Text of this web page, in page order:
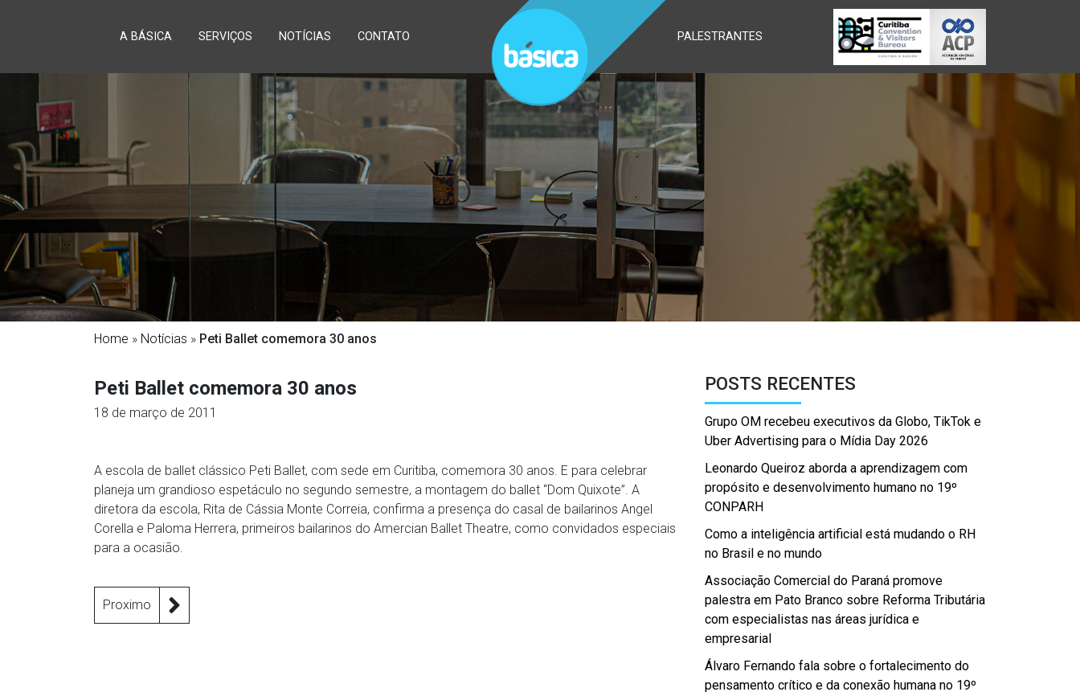
A BÁSICA SERVIÇOS NOTÍCIAS CONTATO PALESTRANTES
Home » Notícias » Peti Ballet comemora 30 anos
Peti Ballet comemora 30 anos
18 de março de 2011
A escola de ballet clássico Peti Ballet, com sede em Curitiba, comemora 30 anos. E para celebrar
planeja um grandioso espetáculo no segundo semestre, a montagem do ballet “Dom Quixote”. A
diretora da escola, Rita de Cássia Monte Correia, confirma a presença do casal de bailarinos Angel
Corella e Paloma Herrera, primeiros bailarinos do Amercian Ballet Theatre, como convidados especiais
para a ocasião.
Proximo
POSTS RECENTES
Grupo OM recebeu executivos da Globo, TikTok e
Uber Advertising para o Mídia Day 2026
Leonardo Queiroz aborda a aprendizagem com
propósito e desenvolvimento humano no 19º
CONPARH
Como a inteligência artificial está mudando o RH
no Brasil e no mundo
Associação Comercial do Paraná promove
palestra em Pato Branco sobre Reforma Tributária
com especialistas nas áreas jurídica e
empresarial
Álvaro Fernando fala sobre o fortalecimento do
pensamento crítico e da conexão humana no 19º